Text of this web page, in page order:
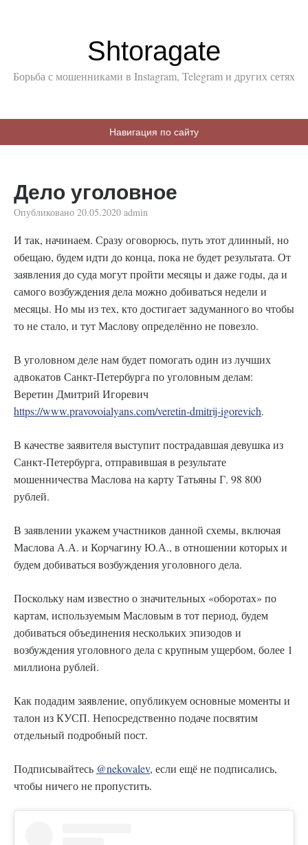
Shtoragate
Борьба с мошенниками в Instagram, Telegram и других сетях
Навигация по сайту
Дело уголовное
Опубликовано 20.05.2020 admin
И так, начинаем. Сразу оговорюсь, путь этот длинный, но
обещаю, будем идти до конца, пока не будет результата. От
заявления до суда могут пройти месяцы и даже годы, да и
самого возбуждения дела можно добиваться недели и
месяцы. Но мы из тех, кто достигает задуманного во чтобы
то не стало, и тут Маслову определённо не повезло.
В уголовном деле нам будет помогать один из лучших
адвокатов Санкт-Петербурга по уголовным делам:
Веретин Дмитрий Игоревич
https://www.pravovoialyans.com/veretin-dmitrij-igorevich.
В качестве заявителя выступит пострадавшая девушка из
Санкт-Петербурга, отправившая в результате
мошенничества Маслова на карту Татьяны Г. 98 800
рублей.
В заявлении укажем участников данной схемы, включая
Маслова А.А. и Корчагину Ю.А., в отношении которых и
будем добиваться возбуждения уголовного дела.
Поскольку нам известно о значительных «оборотах» по
картам, используемым Масловым в тот период, будем
добиваться объединения нескольких эпизодов и
возбуждения уголовного дела с крупным ущербом, более 1
миллиона рублей.
Как подадим заявление, опубликуем основные моменты и
талон из КУСП. Непосредственно подаче посвятим
отдельный подробный пост.
Подписывайтесь @nekovalev, если ещё не подписались,
чтобы ничего не пропустить.